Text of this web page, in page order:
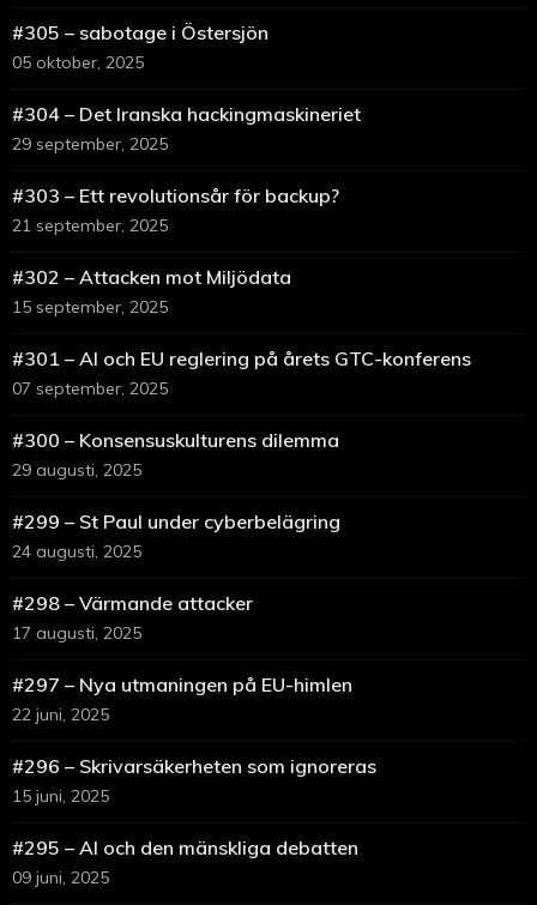
#305 – sabotage i Östersjön
05 oktober, 2025
#304 – Det Iranska hackingmaskineriet
29 september, 2025
#303 – Ett revolutionsår för backup?
21 september, 2025
#302 – Attacken mot Miljödata
15 september, 2025
#301 – AI och EU reglering på årets GTC-konferens
07 september, 2025
#300 – Konsensuskulturens dilemma
29 augusti, 2025
#299 – St Paul under cyberbelägring
24 augusti, 2025
#298 – Värmande attacker
17 augusti, 2025
#297 – Nya utmaningen på EU-himlen
22 juni, 2025
#296 – Skrivarsäkerheten som ignoreras
15 juni, 2025
#295 – AI och den mänskliga debatten
09 juni, 2025